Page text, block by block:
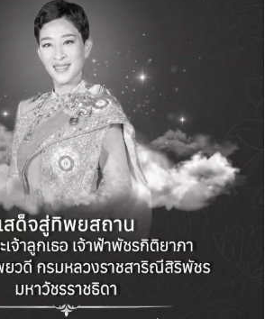
มอาชีพในพื้นที่เข้าร่วมรับฟัง
างการพัฒนาสินค้าและการตลาด
หกรรม สร้างแรงบันดาลใจและ
ลื่อนการต่อยอดองค์ความรู้
ละพัฒนาทักษะทางอาชีพใน